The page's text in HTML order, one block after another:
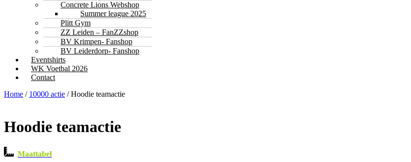
Concrete Lions Webshop
Summer league 2025
Plitt Gym
ZZ Leiden – FanZZshop
BV Krimpen- Fanshop
BV Leiderdorp- Fanshop
Eventshirts
WK Voetbal 2026
Contact
Home / 10000 actie / Hoodie teamactie
Hoodie teamactie
Maattabel